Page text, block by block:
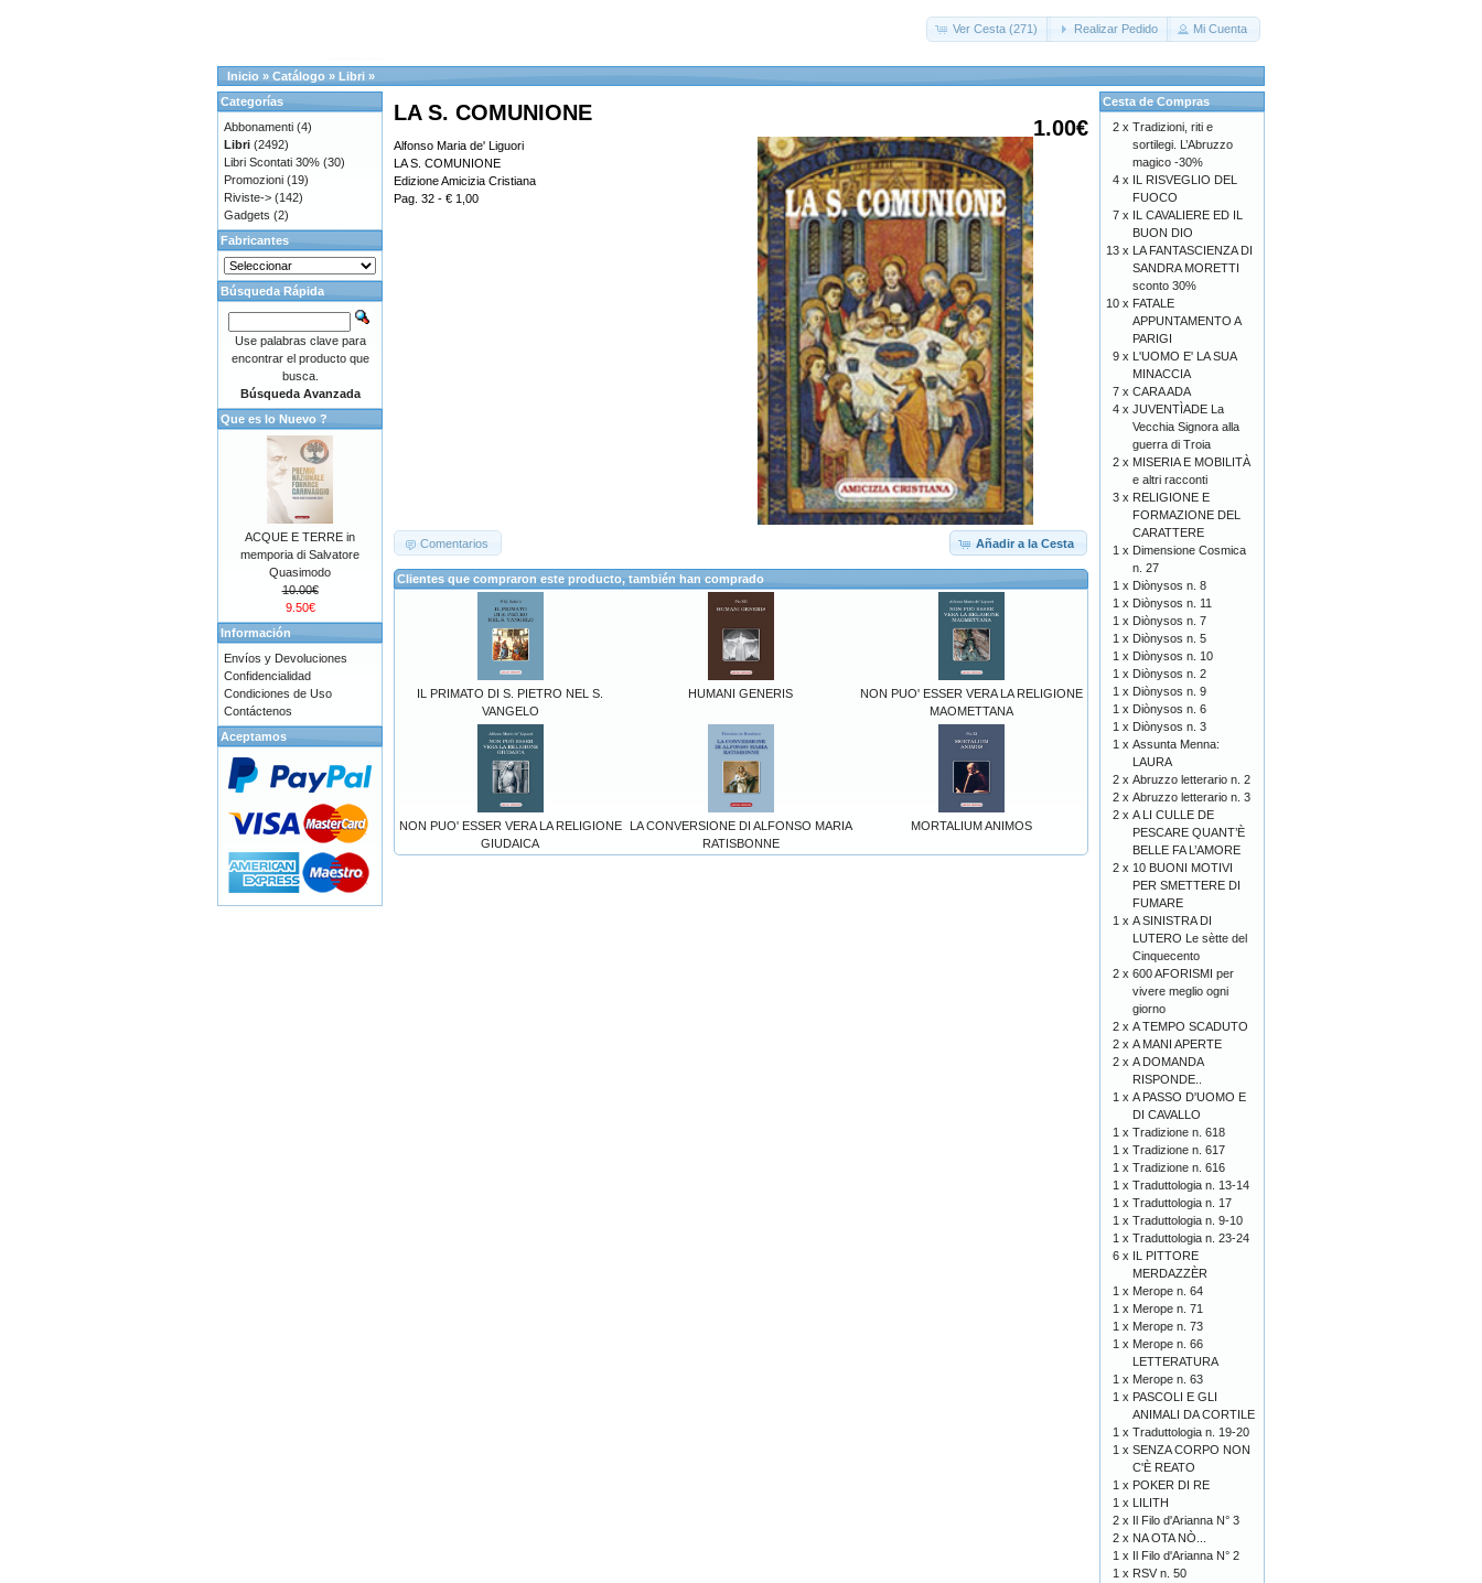
Ver Cesta (271) Realizar Pedido Mi Cuenta
Inicio » Catálogo » Libri »
1.00€
LA S. COMUNIONE
Alfonso Maria de' Liguori
LA S. COMUNIONE
Edizione Amicizia Cristiana
Pag. 32 - € 1,00
Añadir a la Cesta
Comentarios
Clientes que compraron este producto, también han comprado
IL PRIMATO DI S. PIETRO NEL S.
VANGELO
HUMANI GENERIS
NON PUO' ESSER VERA LA RELIGIONE
MAOMETTANA
NON PUO' ESSER VERA LA RELIGIONE
GIUDAICA
LA CONVERSIONE DI ALFONSO MARIA
RATISBONNE
MORTALIUM ANIMOS
Categorías
Abbonamenti (4)
Libri (2492)
Libri Scontati 30% (30)
Promozioni (19)
Riviste-> (142)
Gadgets (2)
Fabricantes
Búsqueda Rápida
Use palabras clave para
encontrar el producto que
busca.
Búsqueda Avanzada
Que es lo Nuevo ?
ACQUE E TERRE in
memporia di Salvatore
Quasimodo
10.00€
9.50€
Información
Envíos y Devoluciones
Confidencialidad
Condiciones de Uso
Contáctenos
Aceptamos
Cesta de Compras
2 x Tradizioni, riti e
sortilegi. L’Abruzzo
magico -30%
4 x IL RISVEGLIO DEL
FUOCO
7 x IL CAVALIERE ED IL
BUON DIO
13 x LA FANTASCIENZA DI
SANDRA MORETTI
sconto 30%
10 x FATALE
APPUNTAMENTO A
PARIGI
9 x L'UOMO E' LA SUA
MINACCIA
7 x CARA ADA
4 x JUVENTÌADE La
Vecchia Signora alla
guerra di Troia
2 x MISERIA E MOBILITÀ
e altri racconti
3 x RELIGIONE E
FORMAZIONE DEL
CARATTERE
1 x Dimensione Cosmica
n. 27
1 x Diònysos n. 8
1 x Diònysos n. 11
1 x Diònysos n. 7
1 x Diònysos n. 5
1 x Diònysos n. 10
1 x Diònysos n. 2
1 x Diònysos n. 9
1 x Diònysos n. 6
1 x Diònysos n. 3
1 x Assunta Menna:
LAURA
2 x Abruzzo letterario n. 2
2 x Abruzzo letterario n. 3
2 x A LI CULLE DE
PESCARE QUANT’È
BELLE FA L’AMORE
2 x 10 BUONI MOTIVI
PER SMETTERE DI
FUMARE
1 x A SINISTRA DI
LUTERO Le sètte del
Cinquecento
2 x 600 AFORISMI per
vivere meglio ogni
giorno
2 x A TEMPO SCADUTO
2 x A MANI APERTE
2 x A DOMANDA
RISPONDE..
1 x A PASSO D'UOMO E
DI CAVALLO
1 x Tradizione n. 618
1 x Tradizione n. 617
1 x Tradizione n. 616
1 x Traduttologia n. 13-14
1 x Traduttologia n. 17
1 x Traduttologia n. 9-10
1 x Traduttologia n. 23-24
6 x IL PITTORE
MERDAZZÈR
1 x Merope n. 64
1 x Merope n. 71
1 x Merope n. 73
1 x Merope n. 66
LETTERATURA
1 x Merope n. 63
1 x PASCOLI E GLI
ANIMALI DA CORTILE
1 x Traduttologia n. 19-20
1 x SENZA CORPO NON
C'È REATO
1 x POKER DI RE
1 x LILITH
2 x Il Filo d'Arianna N° 3
2 x NA OTA NÒ...
1 x Il Filo d'Arianna N° 2
1 x RSV n. 50